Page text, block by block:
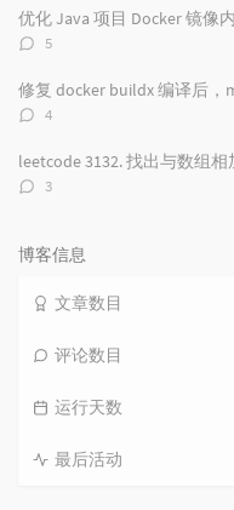
数：
优化 Java 项目 Docker 镜像
评
数：
5
修复 docker buildx 编译后，
评
数：
4
leetcode 3132. 找出与数组
评
3
博客信息
文章数目
评论数目
运行天数
最后活动